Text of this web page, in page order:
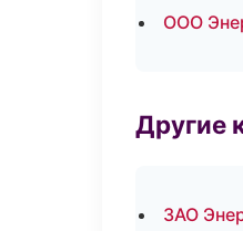
ООО
Другие
ЗАО